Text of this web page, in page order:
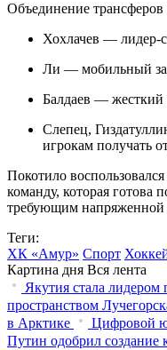
Объединение трансферов
Хохлачев — лидер-
Ли — мобильный
Балдаев — жесткий
Слепец,
игрокам получать
Покотило
команду, которая
требующим напряженной
Теги:
ХК «Амур» Спорт
Картина дня Вся лента
Якутия стала лидером
пространством
в Арктике
Цифровой
Путин одобрил создание